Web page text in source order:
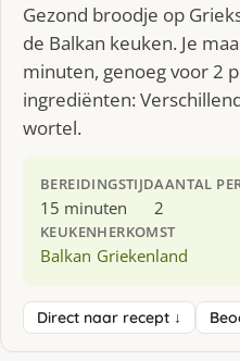
Gezond broodje op
de Balkan keuken. Je
minuten, genoeg voor 2
ingrediënten:
wortel.
BEREIDINGSTIJD
15 minuten
AANTAL
2
KEUKEN
Balkan
HERKOMST
Griekenland
Direct naar recept ↓